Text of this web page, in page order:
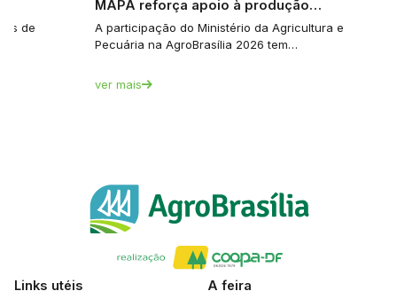
de
MAPA reforça apoio à produção…
A participação do Ministério da Agricultura e
Pecuária na AgroBrasília 2026 tem…
ver mais
Links utéis A feira